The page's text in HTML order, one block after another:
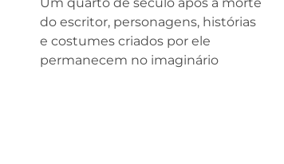
do escritor, personagens, histórias
e costumes criados por ele
permanecem no imaginário